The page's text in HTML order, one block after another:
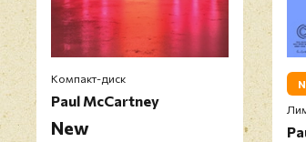
Компакт-диск
Paul McCartney
New